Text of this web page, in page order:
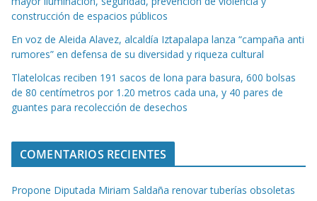
construcción de espacios públicos
En voz de Aleida Alavez, alcaldía Iztapalapa lanza “campaña anti
rumores” en defensa de su diversidad y riqueza cultural
Tlatelolcas reciben 191 sacos de lona para basura, 600 bolsas
de 80 centímetros por 1.20 metros cada una, y 40 pares de
guantes para recolección de desechos
COMENTARIOS RECIENTES
Propone Diputada Miriam Saldaña renovar tuberías obsoletas